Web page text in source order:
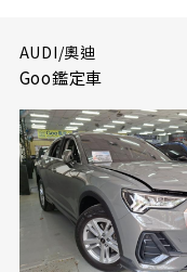
AUDI/奧迪
Goo鑑定車